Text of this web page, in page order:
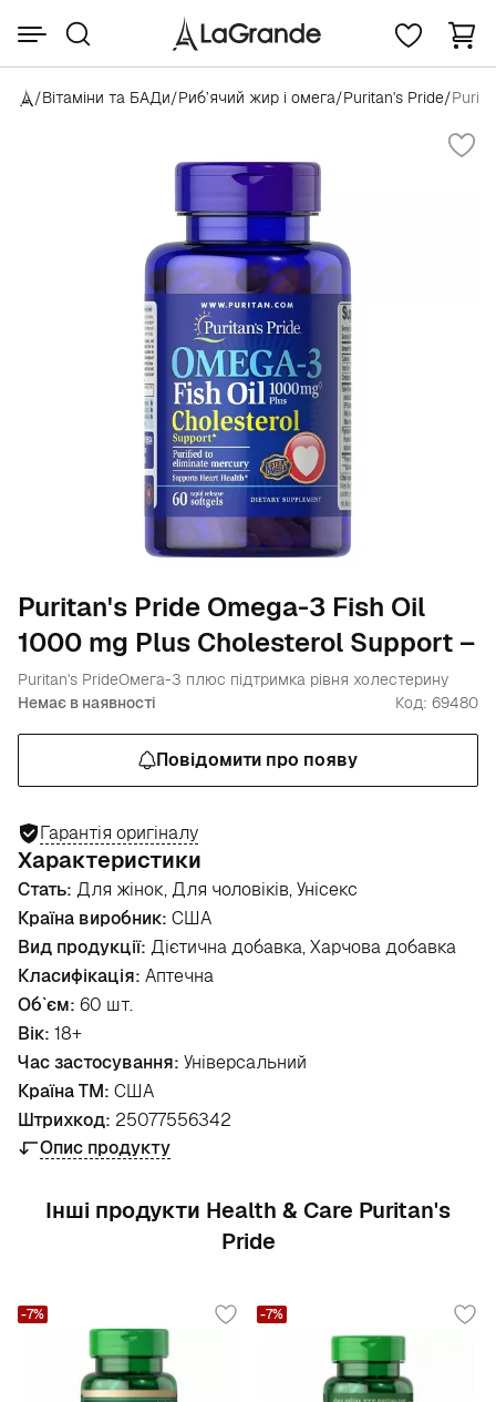
/Вітаміни та БАДи/Риб’ячий жир і омега/Puritan's Pride/
Puritan's Pride Omega-3 Fish Oil
1000 mg Plus Cholesterol Support –
Puritan's PrideОмега-3 плюс підтримка рівня холестерину
Немає в наявності
Код: 69480
Повідомити про появу
Гарантія оригіналу
Характеристики
Стать: Для жінок, Для чоловіків, Унісекс
Країна виробник: США
Вид продукції: Дієтична добавка, Харчова добавка
Класифікація: Аптечна
Об`єм: 60 шт.
Вік: 18+
Час застосування: Універсальний
Країна ТМ: США
Штрихкод: 25077556342
Опис продукту
Інші продукти Health & Care Puritan's
Pride
-7% -7%